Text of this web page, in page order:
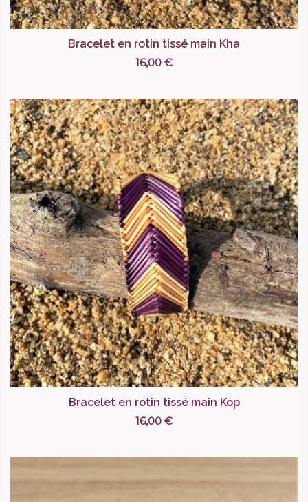
Bracelet en rotin tissé main Kha
16,00 €
Bracelet en rotin tissé main Kop
16,00 €